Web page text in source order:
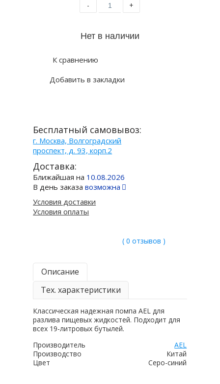
- +
К сравнению
Добавить в закладки
Бесплатный самовывоз:
г. Москва, Волгоградский
проспект, д. 93, корп.2
Доставка:
Ближайшая на 10.08.2026
В день заказавозможна
Условия доставки
Условия оплаты
( 0 отзывов )
Описание
Тех. характеристики
Классическая надежная помпа AEL для
разлива пищевых жидкостей. Подходит для
всех 19-литровых бутылей.
Производитель
AEL
Производство
Китай
Цвет
Серо-синий